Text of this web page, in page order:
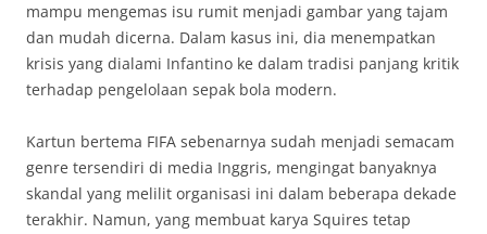
mampu mengemas isu rumit menjadi gambar yang tajam
dan mudah dicerna. Dalam kasus ini, dia menempatkan
krisis yang dialami Infantino ke dalam tradisi panjang kritik
terhadap pengelolaan sepak bola modern.
Kartun bertema FIFA sebenarnya sudah menjadi semacam
genre tersendiri di media Inggris, mengingat banyaknya
skandal yang melilit organisasi ini dalam beberapa dekade
terakhir. Namun, yang membuat karya Squires tetap